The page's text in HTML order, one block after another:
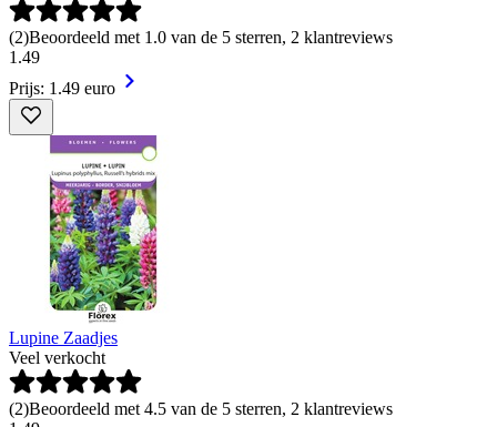
(2)Beoordeeld met 1.0 van de 5 sterren, 2 klantreviews
1 .49
Prijs: 1.49 euro
Lupine Zaadjes
Veel verkocht
(2)Beoordeeld met 4.5 van de 5 sterren, 2 klantreviews